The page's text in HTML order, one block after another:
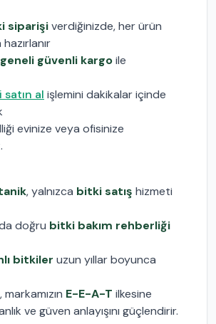
siparişiverdiğinizde, her ürün
güvenli kargoile
al işlemini dakikalar içinde
evinize veya ofisinize
, yalnızca bitki satış hizmeti
doğru bitki bakım rehberliği
bitkiler uzun yıllar boyunca
E-E-A-T ilkesine
ve güven anlayışını güçlendirir.